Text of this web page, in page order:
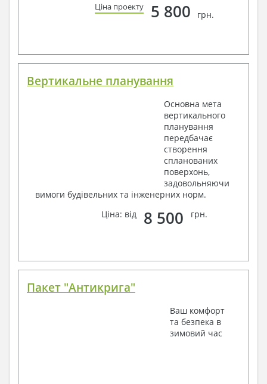
Ціна проекту 5 800 грн.
Вертикальне планування
Основна мета
вертикального
планування
передбачає
створення
спланованих
поверхонь,
задовольняючи
вимоги будівельних та інженерних норм.
Ціна: від
8 500 грн.
Пакет "Антикрига"
Ваш комфорт
та безпека в
зимовий час